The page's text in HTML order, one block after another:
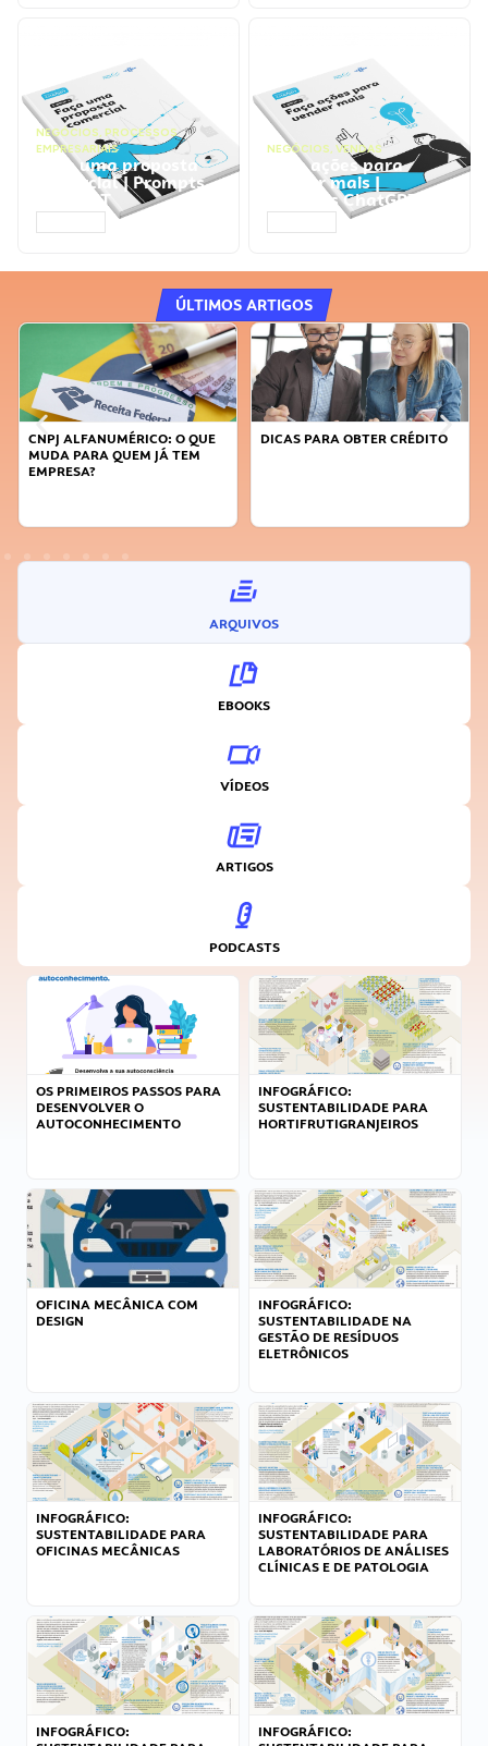
NEGÓCIOS, PROCESSOS
EMPRESARIAIS
Faça uma proposta
comercial | Prompts
ChatGPT
NEGÓCIOS, VENDAS
Faça ações para
vender mais |
Prompts ChatGPT
ÚLTIMOS ARTIGOS
DICAS PARA OBTER CRÉDITO
FAÇA A DIFERENÇA: SEJA
ARQUIVOS
EBOOKS
VÍDEOS
ARTIGOS
PODCASTS
OS PRIMEIROS PASSOS PARA
DESENVOLVER O
AUTOCONHECIMENTO
INFOGRÁFICO:
SUSTENTABILIDADE PARA
HORTIFRUTIGRANJEIROS
OFICINA MECÂNICA COM
DESIGN
INFOGRÁFICO:
SUSTENTABILIDADE NA
GESTÃO DE RESÍDUOS
ELETRÔNICOS
INFOGRÁFICO:
SUSTENTABILIDADE PARA
OFICINAS MECÂNICAS
INFOGRÁFICO:
SUSTENTABILIDADE PARA
LABORATÓRIOS DE ANÁLISES
CLÍNICAS E DE PATOLOGIA
INFOGRÁFICO:
INFOGRÁFICO: